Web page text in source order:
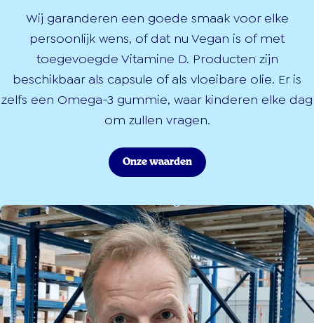
Wij garanderen een goede smaak voor elke
persoonlijk wens, of dat nu Vegan is of met
toegevoegde Vitamine D. Producten zijn
beschikbaar als capsule of als vloeibare olie. Er is
zelfs een Omega-3 gummie, waar kinderen elke dag
om zullen vragen.
Onze waarden